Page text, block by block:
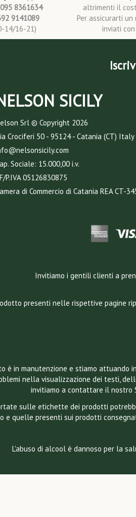
8361634
9141089
14/16-21)
altrimenti il
Per assicurarti
inviati con
SICILY
Srl © Copyright 2026
Crociferi 50 - 95124 - Catania (CT) Italy
Sociale: 15.000,00 i.v.
P.IVA 05126830875
di Commercio di Catania REA CT-
Invitiamo i gentili clienti a
presenti nelle rispettive pagine
è in manutenzione e stiamo attuando
nella visualizzazione dei testi,
invitiamo a contattare il nostro
sulle etichette dei prodotti
e quelle presenti sui prodotti
L'abuso di alcool è dannoso per la